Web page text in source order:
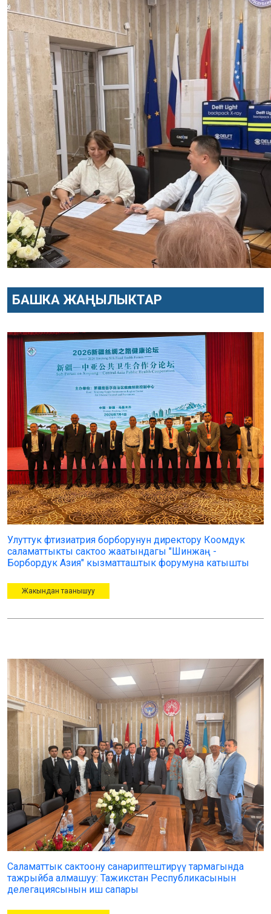
БАШКА ЖАҢЫЛЫКТАР
Улуттук фтизиатрия борборунун директору Коомдук
саламаттыкты сактоо жаатындагы "Шинжаң -
Борбордук Азия" кызматташтык форумуна катышты
Жакындан таанышуу
Саламаттык сактоону санариптештирүү тармагында
тажрыйба алмашуу: Тажикстан Республикасынын
делегациясынын иш сапары